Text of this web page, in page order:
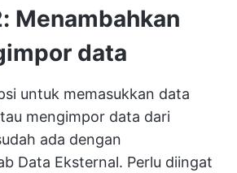
Menambahkan
data
untuk memasukkan data
mengimpor data dari
ada dengan
Data Eksternal. Perlu diingat